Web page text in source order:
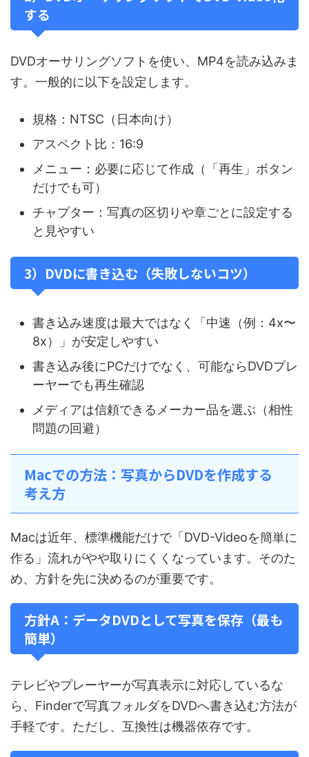
する
DVDオーサリングソフトを使い、MP4を読み込みま
す。一般的に以下を設定します。
規格：NTSC（日本向け）
アスペクト比：16:9
メニュー：必要に応じて作成（「再生」ボタン
だけでも可）
チャプター：写真の区切りや章ごとに設定する
と見やすい
3）DVDに書き込む（失敗しないコツ）
書き込み速度は最大ではなく「中速（例：4x〜
8x）」が安定しやすい
書き込み後にPCだけでなく、可能ならDVDプレ
ーヤーでも再生確認
メディアは信頼できるメーカー品を選ぶ（相性
問題の回避）
Macでの方法：写真からDVDを作成する
考え方
Macは近年、標準機能だけで「DVD-Videoを簡単に
作る」流れがやや取りにくくなっています。そのた
め、方針を先に決めるのが重要です。
方針A：データDVDとして写真を保存（最も
簡単）
テレビやプレーヤーが写真表示に対応しているな
ら、Finderで写真フォルダをDVDへ書き込む方法が
手軽です。ただし、互換性は機器依存です。